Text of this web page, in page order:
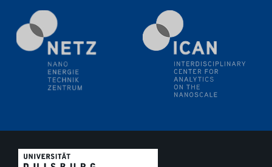
12.06.2024
GDCh Kolloquium
Festkolloquium Verleihung des Zellner-
Wissenschaftspreises Preisträgerin: Dr. Viktorija
Glembockyté Ludwig-Maximilians-Universität München
UDE4future Ringvorlesung